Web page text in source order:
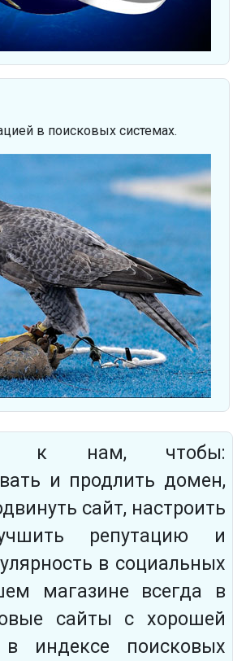
в поисковых системах.
к нам, чтобы:
и продлить домен,
сайт, настроить
репутацию и
в социальных
магазине всегда в
сайты с хорошей
индексе поисковых